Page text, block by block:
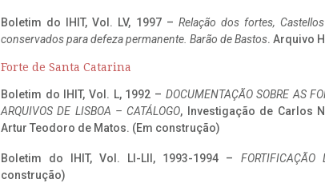
Boletim do IHIT, Vol. LV, 1997 – Relação dos fortes,
conservados para defeza permanente. Barão de Bastos. Arquivo
Forte de Santa Catarina
Boletim do IHIT, Vol. L, 1992 – DOCUMENTAÇÃO SOBRE AS
ARQUIVOS DE LISBOA – CATÁLOGO, Investigação de Carlos
Artur Teodoro de Matos. (Em construção)
Boletim do IHIT, Vol. LI-LII, 1993-1994 –
construção)